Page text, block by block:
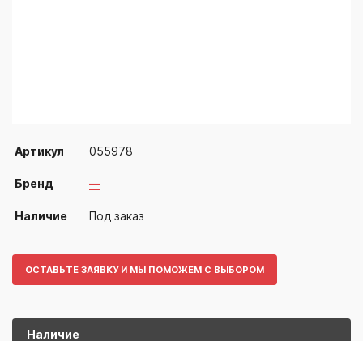
Артикул 055978
Бренд —
Наличие Под заказ
ОСТАВЬТЕ ЗАЯВКУ И МЫ ПОМОЖЕМ С ВЫБОРОМ
Наличие